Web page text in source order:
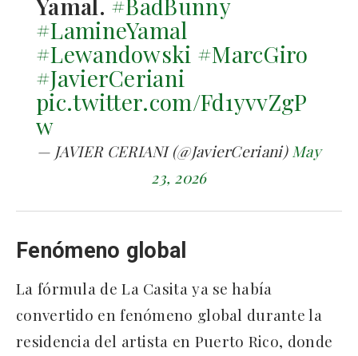
Yamal. #BadBunny
#LamineYamal
#Lewandowski #MarcGiro
#JavierCeriani
pic.twitter.com/Fd1yvvZgP
w
— JAVIER CERIANI (@JavierCeriani)May
23, 2026
Fenómeno global
La fórmula de La Casita ya se había
convertido en fenómeno global durante la
residencia del artista en Puerto Rico, donde